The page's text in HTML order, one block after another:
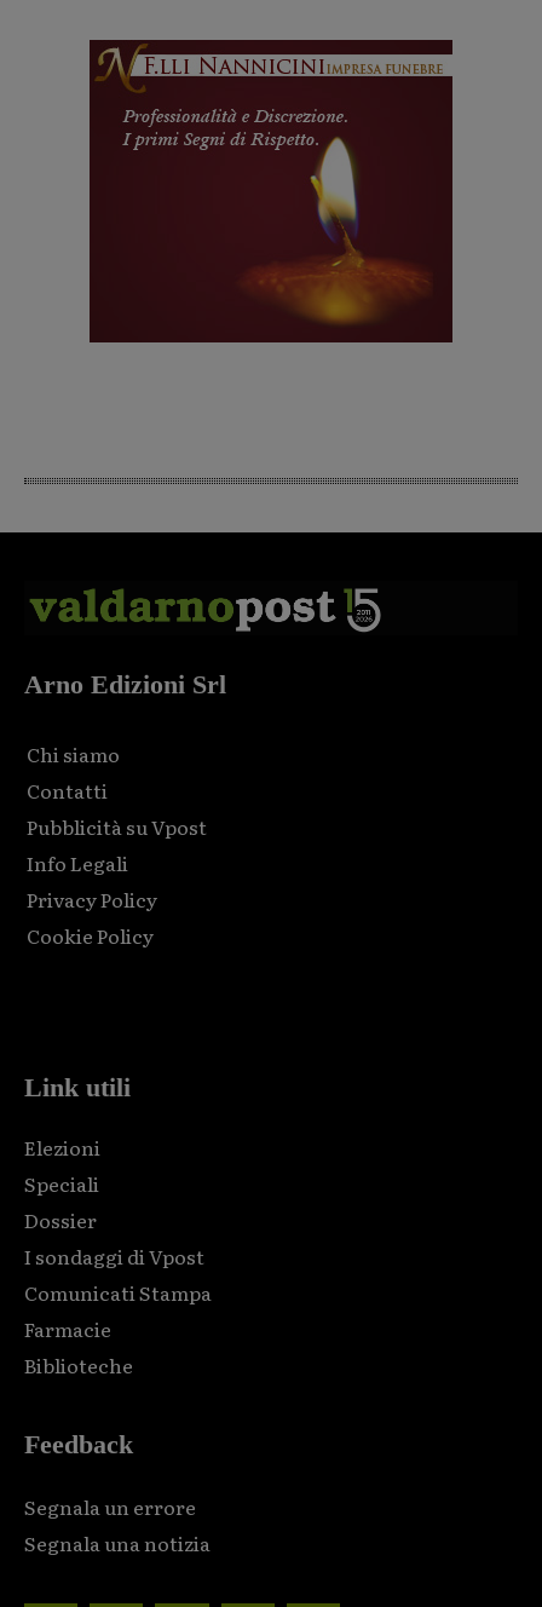
Arno Edizioni Srl
Chi siamo
Contatti
Pubblicità su Vpost
Info Legali
Privacy Policy
Cookie Policy
Link utili
Elezioni
Speciali
Dossier
I sondaggi di Vpost
Comunicati Stampa
Farmacie
Biblioteche
Feedback
Segnala un errore
Segnala una notizia